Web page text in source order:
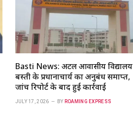
Basti News: अटल आवासीय विद्यालय
बस्‍ती के प्रधानाचार्य का अनुबंध समाप्त,
जांच रिपोर्ट के बाद हुई कार्रवाई
JULY 17, 2026 BY ROAMING EXPRESS